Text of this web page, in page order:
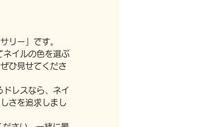
リー」です。
イルの色を選ぶ
ひ見せてくださ
レスなら、ネイ
さを追求しまし